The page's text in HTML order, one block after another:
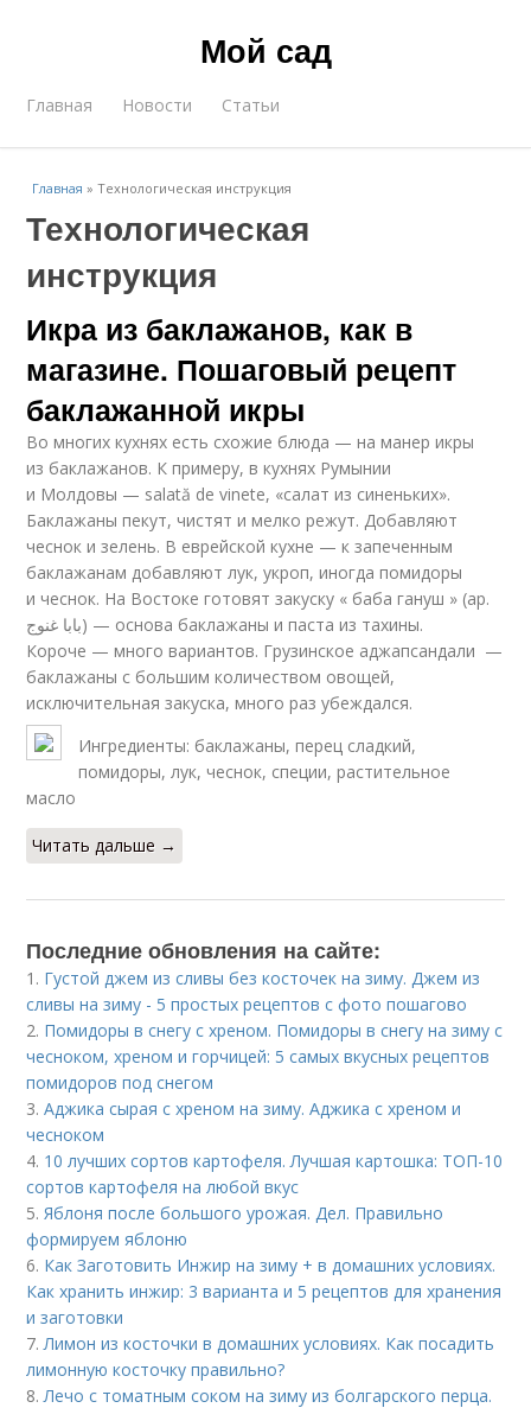
Мой сад
Главная Новости Статьи
Главная »Технологическая инструкция
Технологическая
инструкция
Икра из баклажанов, как в
магазине. Пошаговый рецепт
баклажанной икры
Во многих кухнях есть схожие блюда — на манер икры
из баклажанов. К примеру, в кухнях Румынии
и Молдовы — salată de vinete, «салат из синеньких».
Баклажаны пекут, чистят и мелко режут. Добавляют
чеснок и зелень. В еврейской кухне — к запеченным
баклажанам добавляют лук, укроп, иногда помидоры
и чеснок. На Востоке готовят закуску « баба гануш » (ар.
بابا غنوج) — основа баклажаны и паста из тахины.
Короче — много вариантов. Грузинское аджапсандали —
баклажаны с большим количеством овощей,
исключительная закуска, много раз убеждался.
Ингредиенты: баклажаны, перец сладкий,
помидоры, лук, чеснок, специи, растительное
масло
Читать дальше →
Последние обновления на сайте:
1. Густой джем из сливы без косточек на зиму. Джем из
сливы на зиму - 5 простых рецептов с фото пошагово
2. Помидоры в снегу с хреном. Помидоры в снегу на зиму с
чесноком, хреном и горчицей: 5 самых вкусных рецептов
помидоров под снегом
3.Аджика сырая с хреном на зиму. Аджика с хреном и
чесноком
4. 10 лучших сортов картофеля. Лучшая картошка: ТОП-10
сортов картофеля на любой вкус
5.Яблоня после большого урожая. Дел. Правильно
формируем яблоню
6. Как Заготовить Инжир на зиму + в домашних условиях.
Как хранить инжир: 3 варианта и 5 рецептов для хранения
и заготовки
7.Лимон из косточки в домашних условиях. Как посадить
лимонную косточку правильно?
8.Лечо с томатным соком на зиму из болгарского перца.